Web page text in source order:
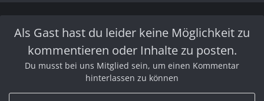
Als Gast hast du leider keine Möglichkeit zu
kommentieren oder Inhalte zu posten.
Du musst bei uns Mitglied sein, um einen Kommentar
hinterlassen zu können